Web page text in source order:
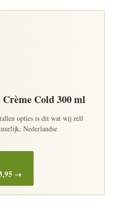
Cold 300 ml
opties is dit wat wij zelf
Nederlandse
→